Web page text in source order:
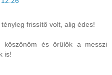
frissítő volt, alig édes!
köszönöm és örülök a messzi
is!